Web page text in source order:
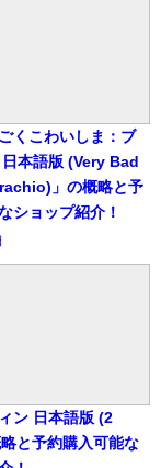
くこわいしま：ブ
本語版 (Very Bad
」の概略と予
ショップ紹介！
ン 日本語版 (2
と予約購入可能な